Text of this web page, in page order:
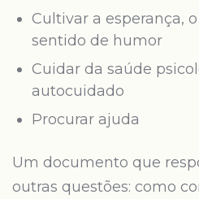
Cultivar a esperança,
sentido de humor
Cuidar da saúde
autocuidado
Procurar ajuda
Um documento que
outras questões: como